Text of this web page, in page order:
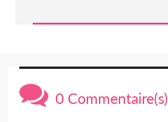
0 Commentaire(s)